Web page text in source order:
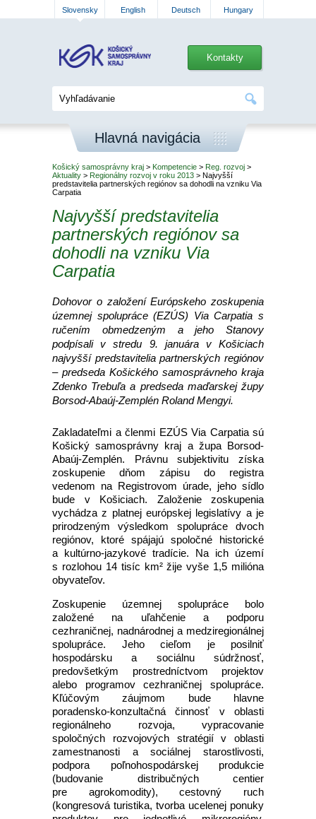
Slovensky English Deutsch Hungary
Kontakty
Hlavná navigácia
Košický samosprávny kraj > Kompetencie > Reg. rozvoj >
Aktuality > Regionálny rozvoj v roku 2013 > Najvyšší
predstavitelia partnerských regiónov sa dohodli na vzniku Via
Carpatia
Najvyšší predstavitelia
partnerských regiónov sa
dohodli na vzniku Via
Carpatia
Dohovor o založení Európskeho zoskupenia
územnej spolupráce (EZÚS) Via Carpatia s
ručením obmedzeným a jeho Stanovy
podpísali v stredu 9. januára v Košiciach
najvyšší predstavitelia partnerských regiónov
– predseda Košického samosprávneho kraja
Zdenko Trebuľa a predseda maďarskej župy
Borsod-Abaúj-Zemplén Roland Mengyi.
Zakladateľmi a členmi EZÚS Via Carpatia sú
Košický samosprávny kraj a župa Borsod-
Abaúj-Zemplén. Právnu subjektivitu získa
zoskupenie dňom zápisu do registra
vedenom na Registrovom úrade, jeho sídlo
bude v Košiciach. Založenie zoskupenia
vychádza z platnej európskej legislatívy a je
prirodzeným výsledkom spolupráce dvoch
regiónov, ktoré spájajú spoločné historické
a kultúrno-jazykové tradície. Na ich území
s rozlohou 14 tisíc km² žije vyše 1,5 milióna
obyvateľov.
Zoskupenie územnej spolupráce bolo
založené na uľahčenie a podporu
cezhraničnej, nadnárodnej a medziregionálnej
spolupráce. Jeho cieľom je posilniť
hospodársku a sociálnu súdržnosť,
predovšetkým prostredníctvom projektov
alebo programov cezhraničnej spolupráce.
Kľúčovým záujmom bude hlavne
poradensko-konzultačná činnosť v oblasti
regionálneho rozvoja, vypracovanie
spoločných rozvojových stratégií v oblasti
zamestnanosti a sociálnej starostlivosti,
podpora poľnohospodárskej produkcie
(budovanie distribučných centier
pre agrokomodity), cestovný ruch
(kongresová turistika, tvorba ucelenej ponuky